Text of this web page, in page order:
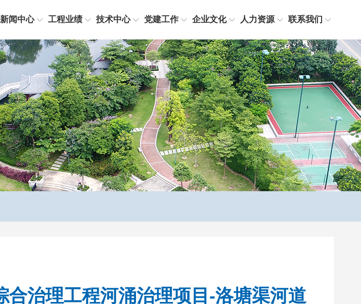
新闻中心 工程业绩 技术中心 党建工作 企业文化 人力资源 联系我们
治理工程河涌治理项目-洛塘渠河道